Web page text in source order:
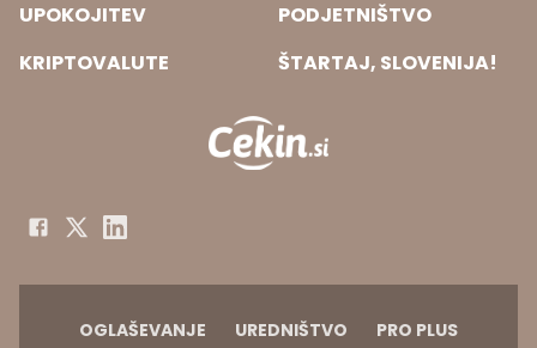
UPOKOJITEV
PODJETNIŠTVO
KRIPTOVALUTE
ŠTARTAJ, SLOVENIJA!
OGLAŠEVANJE UREDNIŠTVO PRO PLUS